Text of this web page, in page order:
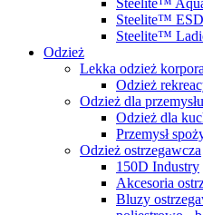
Steelite™ ESD
Steelite™
Odzież
Lekka odzież
Odzież
Odzież dla
Odzież dla
Przemysł
Odzież ostrzegawcza
150D Industry
Akcesoria
Bluzy